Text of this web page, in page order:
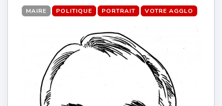
MAIRE POLITIQUE PORTRAIT VOTRE AGGLO